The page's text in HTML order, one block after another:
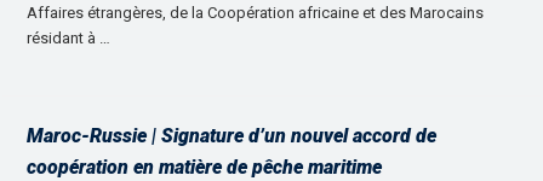
Affaires étrangères, de la Coopération africaine et des Marocains
résidant à …
Maroc-Russie | Signature d’un nouvel accord de
coopération en matière de pêche maritime